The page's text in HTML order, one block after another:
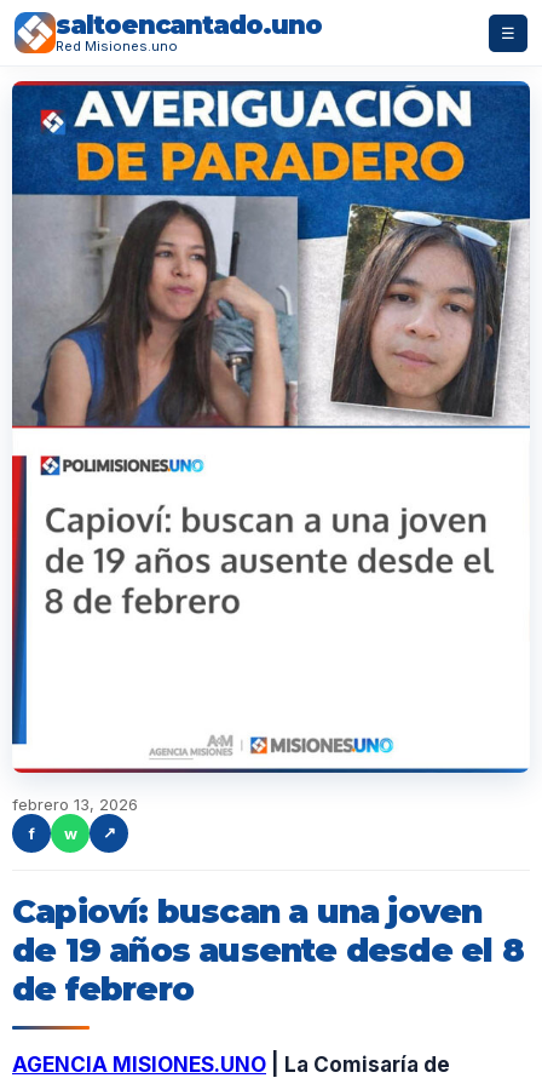
saltoencantado.uno
Red Misiones.uno
☰
febrero 13, 2026
f
w ↗
Capioví: buscan a una joven
de 19 años ausente desde el 8
de febrero
AGENCIA MISIONES.UNO | La Comisaría de